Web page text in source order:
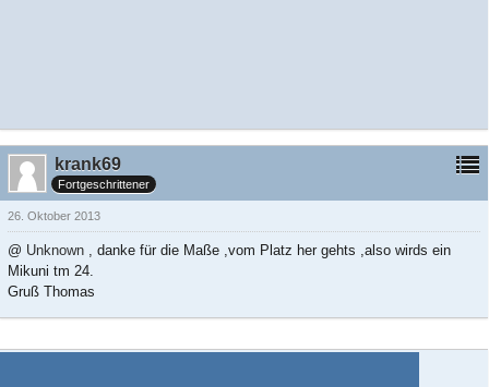
krank69
Fortgeschrittener
26. Oktober 2013
@ Unknown , danke für die Maße ,vom Platz her gehts ,also wirds ein
Mikuni tm 24.
Gruß Thomas